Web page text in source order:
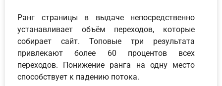
Ранг страницы в выдаче непосредственно
устанавливает объём переходов, которые
собирает сайт. Топовые три результата
привлекают более 60 процентов всех
переходов. Понижение ранга на одну место
способствует к падению потока.